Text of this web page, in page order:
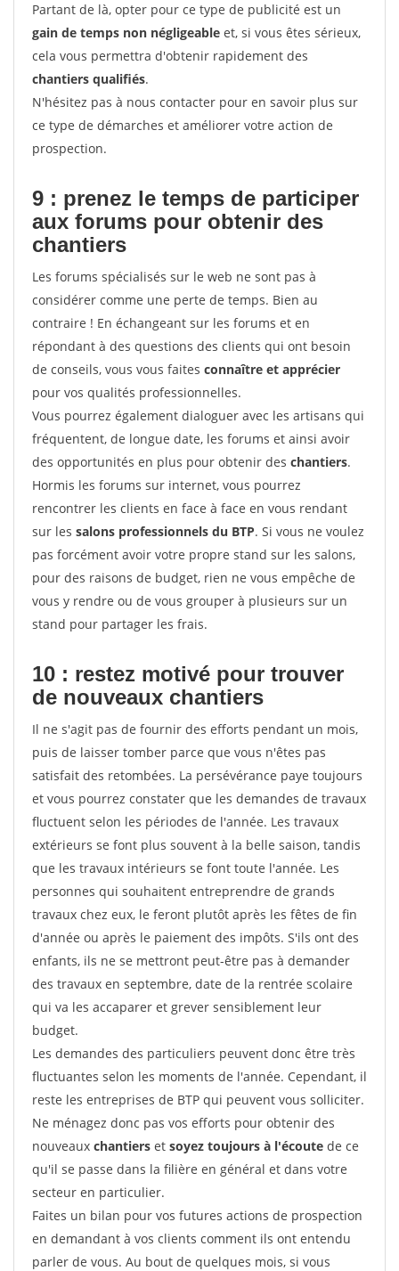
Partant de là, opter pour ce type de publicité est un
gain de temps non négligeable et, si vous êtes sérieux,
cela vous permettra d'obtenir rapidement des
chantiers qualifiés.
N'hésitez pas à nous contacter pour en savoir plus sur
ce type de démarches et améliorer votre action de
prospection.
9 : prenez le temps de participer
aux forums pour obtenir des
chantiers
Les forums spécialisés sur le web ne sont pas à
considérer comme une perte de temps. Bien au
contraire ! En échangeant sur les forums et en
répondant à des questions des clients qui ont besoin
de conseils, vous vous faites connaître et apprécier
pour vos qualités professionnelles.
Vous pourrez également dialoguer avec les artisans qui
fréquentent, de longue date, les forums et ainsi avoir
des opportunités en plus pour obtenir des chantiers.
Hormis les forums sur internet, vous pourrez
rencontrer les clients en face à face en vous rendant
sur les salons professionnels du BTP. Si vous ne voulez
pas forcément avoir votre propre stand sur les salons,
pour des raisons de budget, rien ne vous empêche de
vous y rendre ou de vous grouper à plusieurs sur un
stand pour partager les frais.
10 : restez motivé pour trouver
de nouveaux chantiers
Il ne s'agit pas de fournir des efforts pendant un mois,
puis de laisser tomber parce que vous n'êtes pas
satisfait des retombées. La persévérance paye toujours
et vous pourrez constater que les demandes de travaux
fluctuent selon les périodes de l'année. Les travaux
extérieurs se font plus souvent à la belle saison, tandis
que les travaux intérieurs se font toute l'année. Les
personnes qui souhaitent entreprendre de grands
travaux chez eux, le feront plutôt après les fêtes de fin
d'année ou après le paiement des impôts. S'ils ont des
enfants, ils ne se mettront peut-être pas à demander
des travaux en septembre, date de la rentrée scolaire
qui va les accaparer et grever sensiblement leur
budget.
Les demandes des particuliers peuvent donc être très
fluctuantes selon les moments de l'année. Cependant, il
reste les entreprises de BTP qui peuvent vous solliciter.
Ne ménagez donc pas vos efforts pour obtenir des
nouveaux chantiers et soyez toujours à l'écoute de ce
qu'il se passe dans la filière en général et dans votre
secteur en particulier.
Faites un bilan pour vos futures actions de prospection
en demandant à vos clients comment ils ont entendu
parler de vous. Au bout de quelques mois, si vous